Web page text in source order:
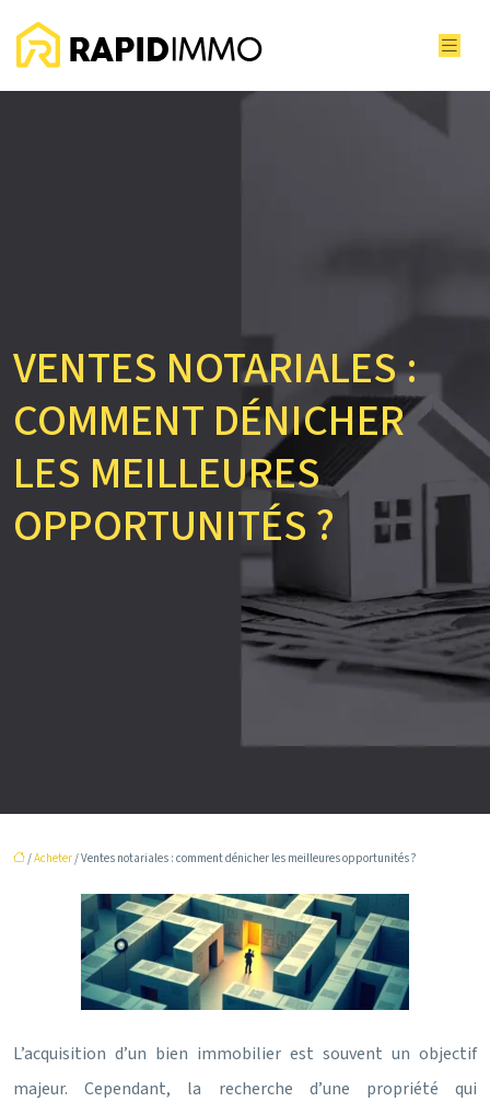
VENTES NOTARIALES :
COMMENT DÉNICHER
LES MEILLEURES
OPPORTUNITÉS ?
/Acheter/ Ventes notariales : comment dénicher les meilleures opportunités ?
L’acquisition d’un bien immobilier est souvent un objectif
majeur. Cependant, la recherche d’une propriété qui